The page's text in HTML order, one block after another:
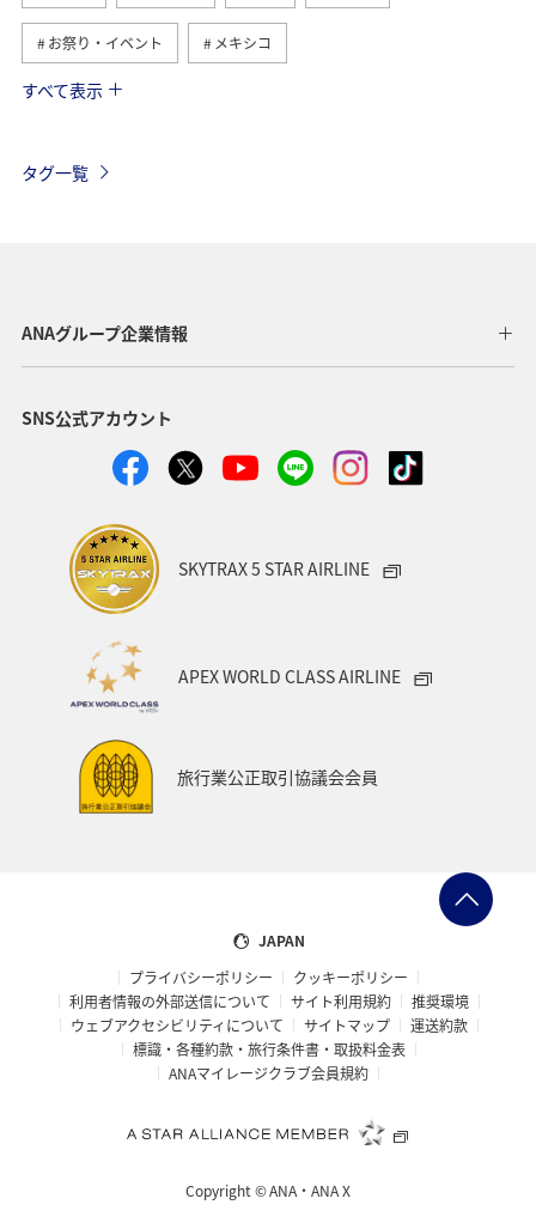
お祭り・イベント メキシコ
フィリピン
ハノイ スウェーデン クアラルンプール
ホーチミン
自然・植物 趣味 オセアニア
クリスマス
すべて表示
タグ一覧
ANAグループ企業情報
SNS公式アカウント
SKYTRAX 5 STAR AIRLINE
APEX WORLD CLASS AIRLINE
旅行業公正取引協議会会員
JAPAN
プライバシーポリシー
クッキーポリシー
利用者情報の外部送信について
サイト利用規約
推奨環境
ウェブアクセシビリティについて
サイトマップ
運送約款
標識・各種約款・旅行条件書・取扱料金表
ANAマイレージクラブ会員規約
Copyright ©ANA・ANA X